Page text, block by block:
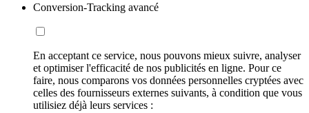
Conversion-Tracking avancé
En acceptant ce service, nous pouvons mieux suivre, analyser
et optimiser l'efficacité de nos publicités en ligne. Pour ce
faire, nous comparons vos données personnelles cryptées avec
celles des fournisseurs externes suivants, à condition que vous
utilisiez déjà leurs services :